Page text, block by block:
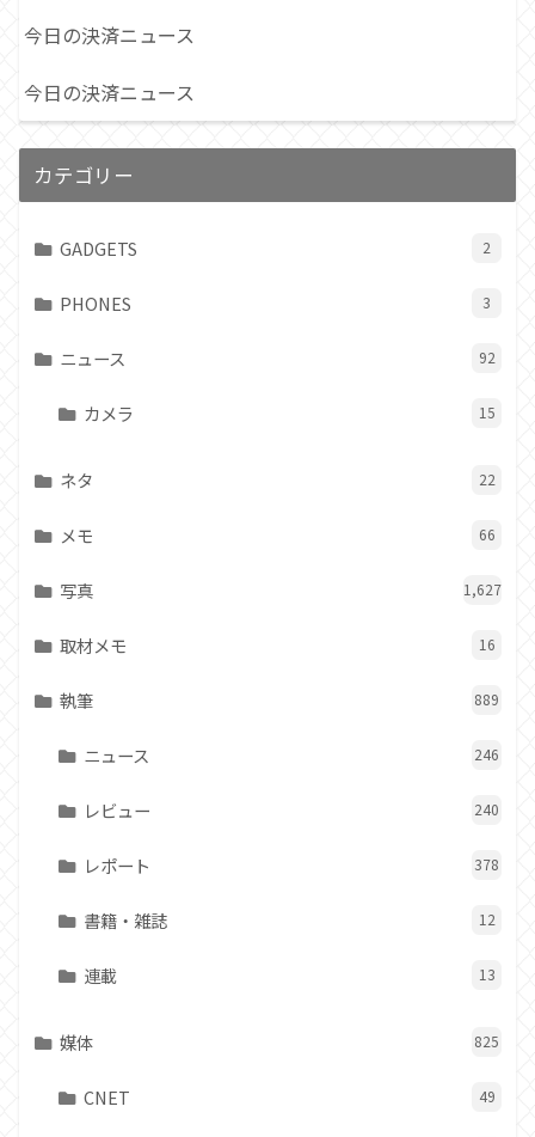
今日の決済ニュース
今日の決済ニュース
カテゴリー
GADGETS 2
PHONES 3
ニュース 92
カメラ 15
ネタ 22
メモ 66
写真 1,627
取材メモ 16
執筆 889
ニュース 246
レビュー 240
レポート 378
書籍・雑誌 12
連載 13
媒体 825
CNET 49